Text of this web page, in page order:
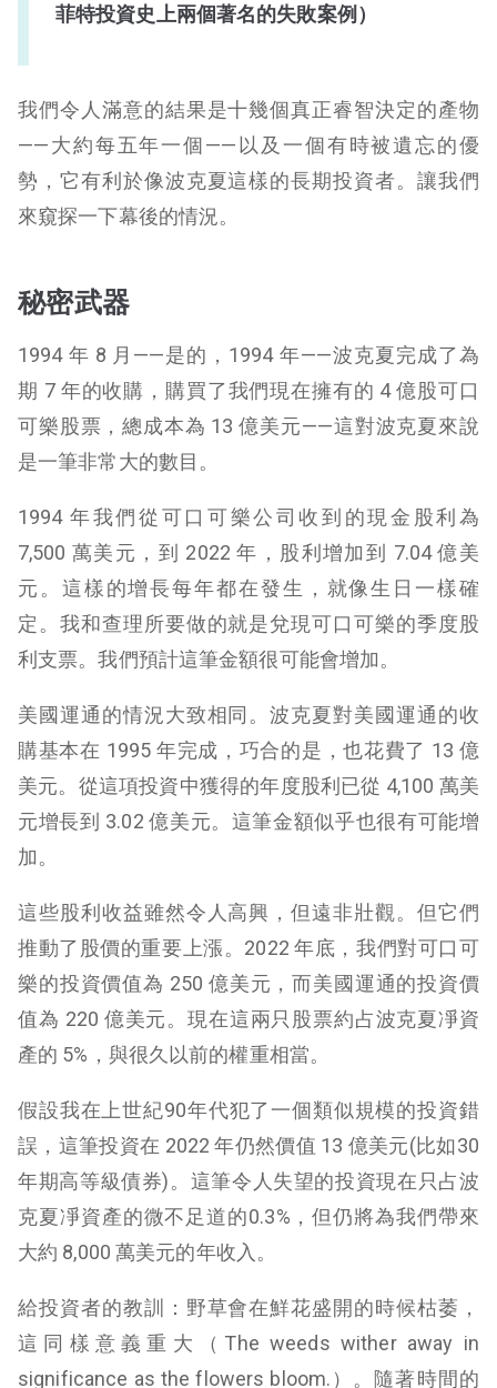
菲特投資史上兩個著名的失敗案例）
我們令人滿意的結果是十幾個真正睿智決定的產物
——大約每五年一個——以及一個有時被遺忘的優
勢，它有利於像波克夏這樣的長期投資者。讓我們
來窺探一下幕後的情況。
秘密武器
1994 年 8 月——是的，1994 年——波克夏完成了為
期 7 年的收購，購買了我們現在擁有的 4 億股可口
可樂股票，總成本為 13 億美元——這對波克夏來說
是一筆非常大的數目。
1994 年我們從可口可樂公司收到的現金股利為
7,500 萬美元，到 2022 年，股利增加到 7.04 億美
元。這樣的增長每年都在發生，就像生日一樣確
定。我和查理所要做的就是兌現可口可樂的季度股
利支票。我們預計這筆金額很可能會增加。
美國運通的情況大致相同。波克夏對美國運通的收
購基本在 1995 年完成，巧合的是，也花費了 13 億
美元。從這項投資中獲得的年度股利已從 4,100 萬美
元增長到 3.02 億美元。這筆金額似乎也很有可能增
加。
這些股利收益雖然令人高興，但遠非壯觀。但它們
推動了股價的重要上漲。2022 年底，我們對可口可
樂的投資價值為 250 億美元，而美國運通的投資價
值為 220 億美元。現在這兩只股票約占波克夏凈資
產的 5%，與很久以前的權重相當。
假設我在上世紀90年代犯了一個類似規模的投資錯
誤，這筆投資在 2022 年仍然價值 13 億美元(比如30
年期高等級債券)。這筆令人失望的投資現在只占波
克夏凈資產的微不足道的0.3%，但仍將為我們帶來
大約 8,000 萬美元的年收入。
給投資者的教訓：野草會在鮮花盛開的時候枯萎，
這同樣意義重大（The weeds wither away in
significance as the flowers bloom.）。隨著時間的